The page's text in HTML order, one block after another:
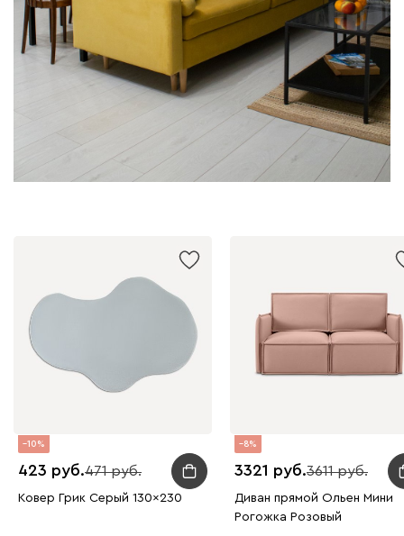
10
423 471
Ковер Грик Серый 130x230
8
3321 3611
Диван прямой Ольен Мини
Рогожка Розовый